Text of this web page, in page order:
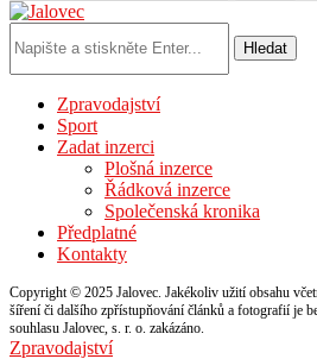
Hledat
Zpravodajství
Sport
Zadat inzerci
Plošná inzerce
Řádková inzerce
Společenská kronika
Předplatné
Kontakty
Copyright © 2025 Jalovec. Jakékoliv užití obsahu
šíření či dalšího zpřístupňování článků a fotografií je
souhlasu Jalovec, s. r. o. zakázáno.
Zpravodajství